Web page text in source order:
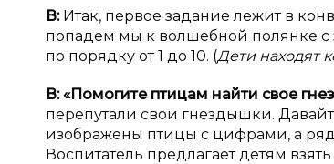
В:Итак, первое задание лежит в
попадем мы к волшебной полянке с
по порядку от 1 до 10. (Дети находят
В: «Помогите птицам найти свое
перепутали свои гнездышки.
изображены птицы с цифрами, а
Воспитатель предлагает детям